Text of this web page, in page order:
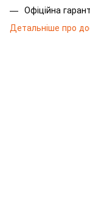
Офіційна
Детальніше про